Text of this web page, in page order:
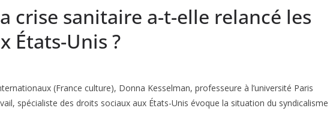
crise sanitaire a-t-elle relancé les
États-Unis ?
(France culture), Donna Kesselman, professeure à l’université Paris
spécialiste des droits sociaux aux États-Unis évoque la situation du syndicalisme